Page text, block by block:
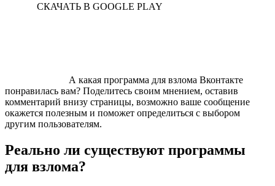
СКАЧАТЬ В GOOGLE PLAY
А какая программа для взлома Вконтакте
понравилась вам? Поделитесь своим мнением, оставив
комментарий внизу страницы, возможно ваше сообщение
окажется полезным и поможет определиться с выбором
другим пользователям.
Реально ли существуют программы
для взлома?